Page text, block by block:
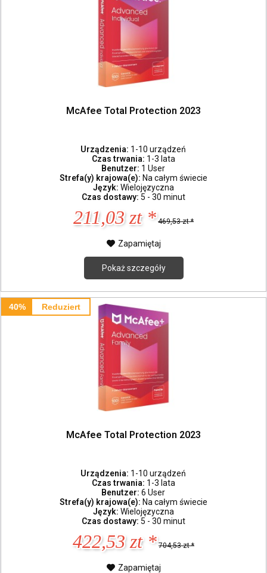
McAfee Total Protection 2023
Urządzenia: 1-10 urządzeń
Czas trwania: 1-3 lata
Benutzer: 1 User
Strefa(y) krajowa(e): Na całym świecie
Język: Wielojęzyczna
Czas dostawy: 5 - 30 minut
211,03 zt * 469,53 zt *
Zapamiętaj
Pokaż szczegóły
40% Reduziert
McAfee Total Protection 2023
Urządzenia: 1-10 urządzeń
Czas trwania: 1-3 lata
Benutzer:6 User
Strefa(y) krajowa(e): Na całym świecie
Język: Wielojęzyczna
Czas dostawy: 5 - 30 minut
422,53 zt * 704,53 zt *
Zapamiętaj